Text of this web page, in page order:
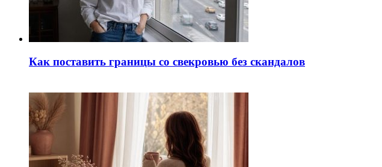
Как поставить границы со свекровью без скандалов